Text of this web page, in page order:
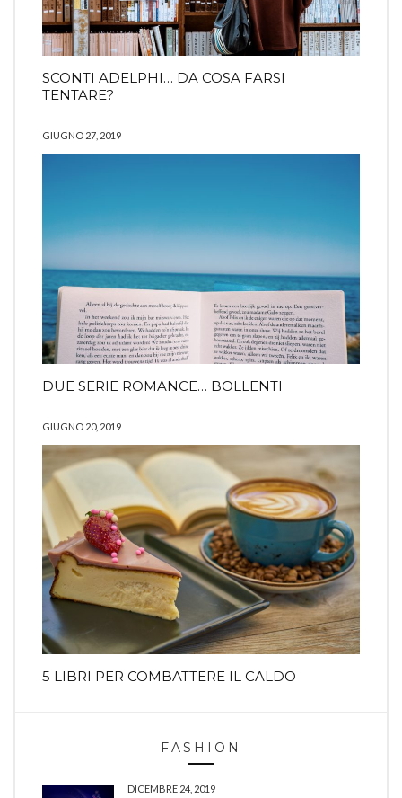
SCONTI ADELPHI… DA COSA FARSI
TENTARE?
GIUGNO 27, 2019
DUE SERIE ROMANCE… BOLLENTI
GIUGNO 20, 2019
5 LIBRI PER COMBATTERE IL CALDO
FASHION
DICEMBRE 24, 2019